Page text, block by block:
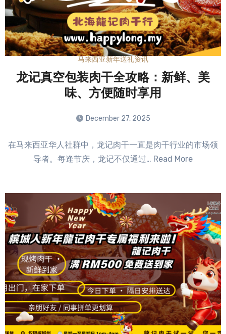
马来西亚新年送礼资讯
龙记真空包装肉干全攻略：新鲜、美
味、方便随时享用
December 27, 2025
Comments
在马来西亚华人社群中，龙记肉干一直是肉干行业的市场领
导者。每逢节庆，龙记不仅通过… Read More